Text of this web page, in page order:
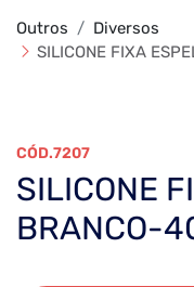
Outros
Diversos
SILICONE FIXA
7207
SILICONE
BRANCO-